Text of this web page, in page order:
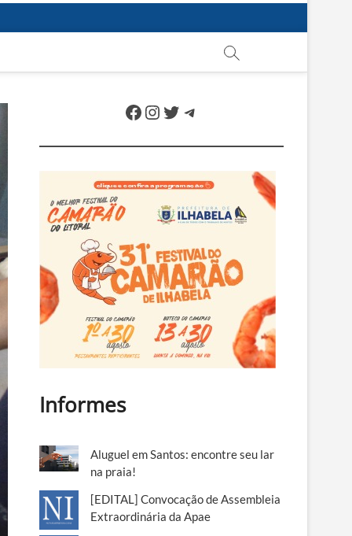
Facebook
Instagram
Twitter
Telegram
Informes
Aluguel em Santos: encontre seu lar
na praia!
[EDITAL] Convocação de Assembleia
Extraordinária da Apae